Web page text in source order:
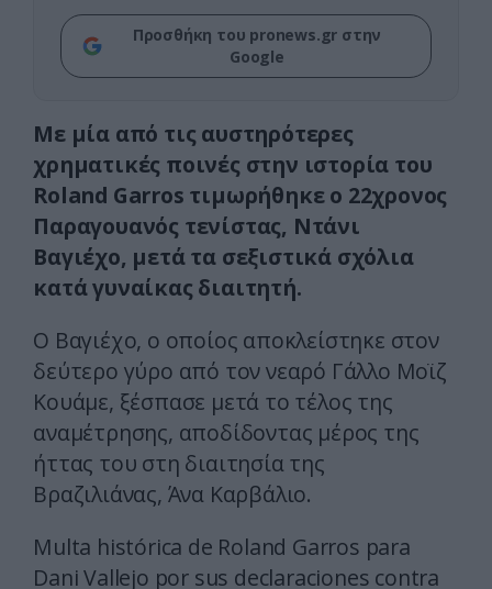
Προσθήκη του pronews.gr στην
Google
Με μία από τις αυστηρότερες
χρηματικές ποινές στην ιστορία του
Roland Garros τιμωρήθηκε ο 22χρονος
Παραγουανός τενίστας, Ντάνι
Βαγιέχο, μετά τα σεξιστικά σχόλια
κατά γυναίκας διαιτητή.
Ο Βαγιέχο, ο οποίος αποκλείστηκε στον
δεύτερο γύρο από τον νεαρό Γάλλο Μοϊζ
Κουάμε, ξέσπασε μετά το τέλος της
αναμέτρησης, αποδίδοντας μέρος της
ήττας του στη διαιτησία της
Βραζιλιάνας, Άνα Καρβάλιο.
Multa histórica de Roland Garros para
Dani Vallejo por sus declaraciones contra